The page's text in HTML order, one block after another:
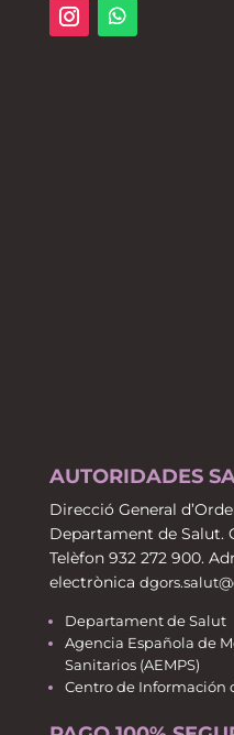
AUTORIDADES
Direcció General
Departament de Salut.
Telèfon 932 272 900.
electrònica
Departament de Salut
Agencia Española de
Sanitarios (AEMPS)
Centro de Información